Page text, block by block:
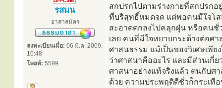
รสมน
อาสาสมัคร
ลงทะเบียนเมื่อ: 06 มี.ค. 2009,
10:48
โพสต์: 5599
สกปรกไปตามร่างกายที่สกปรกอ
ที่บริสุทธิ์หมดจด แต่พอคนมีใจโส
สะอาดตกลงไปคลุกฝุ่น หรือคนชั่
เลย คนที่มีใจหยาบกระด้างต่อศ
ศาสนธรรม แม้เป็นของวิเศษเพี
ว่าศาสนาคืออะไร และมีส่วนเกี่
ศาสนาอย่างแท้จริงแล้ว ตนกับศ
ด้วย ความประพฤติดีชั่วก็กระเทื